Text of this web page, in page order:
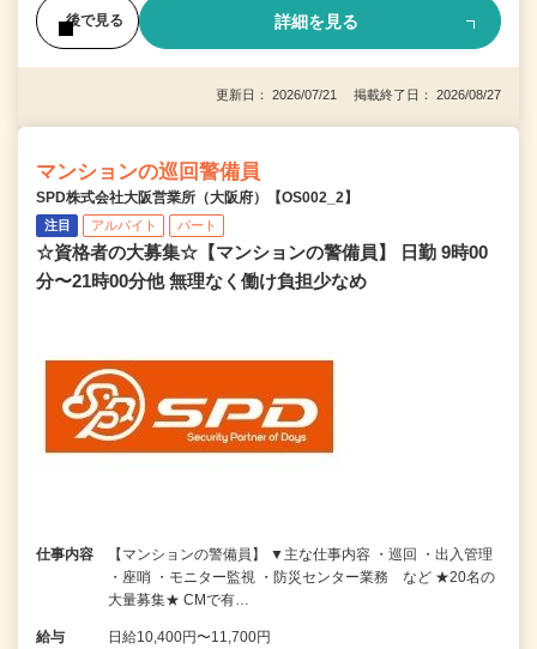
後で見る 詳細を見る
更新日： 2026/07/21 掲載終了日： 2026/08/27
マンションの巡回警備員
SPD株式会社大阪営業所（大阪府）【OS002_2】
注目 アルバイト パート
☆資格者の大募集☆【マンションの警備員】 日勤 9時00
分〜21時00分他 無理なく働け負担少なめ
仕事内容
【マンションの警備員】 ▼主な仕事内容 ・巡回 ・出入管理
・座哨 ・モニター監視 ・防災センター業務 など ★20名の
大量募集★ CMで有…
給与 日給10,400円〜11,700円